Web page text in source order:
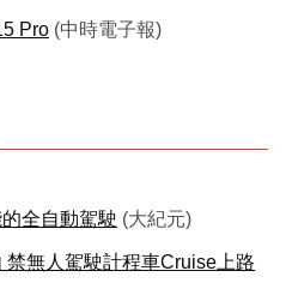
Pro (中時電子報)
全自動駕駛 (大紀元)
禁無人駕駛計程車Cruise上路